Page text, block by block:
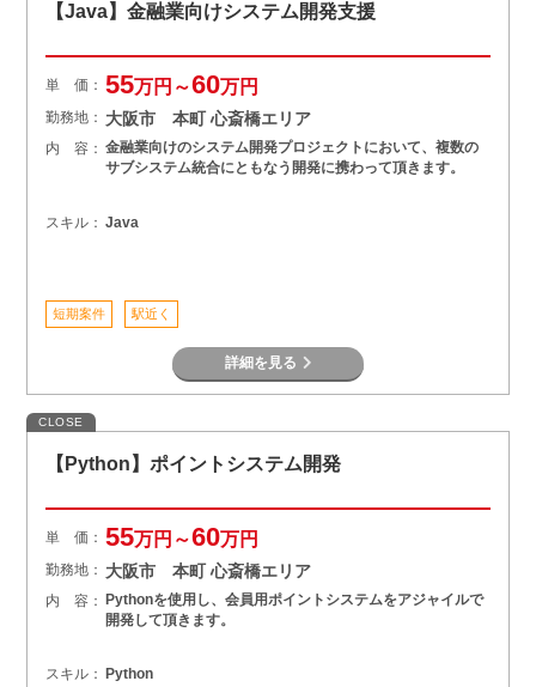
【Java】金融業向けシステム開発支援
単 価： 55万円～60万円
勤務地： 大阪市 本町 心斎橋エリア
内 容： 金融業向けのシステム開発プロジェクトにおいて、複数の
サブシステム統合にともなう開発に携わって頂きます。
スキル： Java
短期案件 駅近く
詳細を見る
CLOSE
【Python】ポイントシステム開発
単 価： 55万円～60万円
勤務地： 大阪市 本町 心斎橋エリア
内 容： Pythonを使用し、会員用ポイントシステムをアジャイルで
開発して頂きます。
スキル： Python